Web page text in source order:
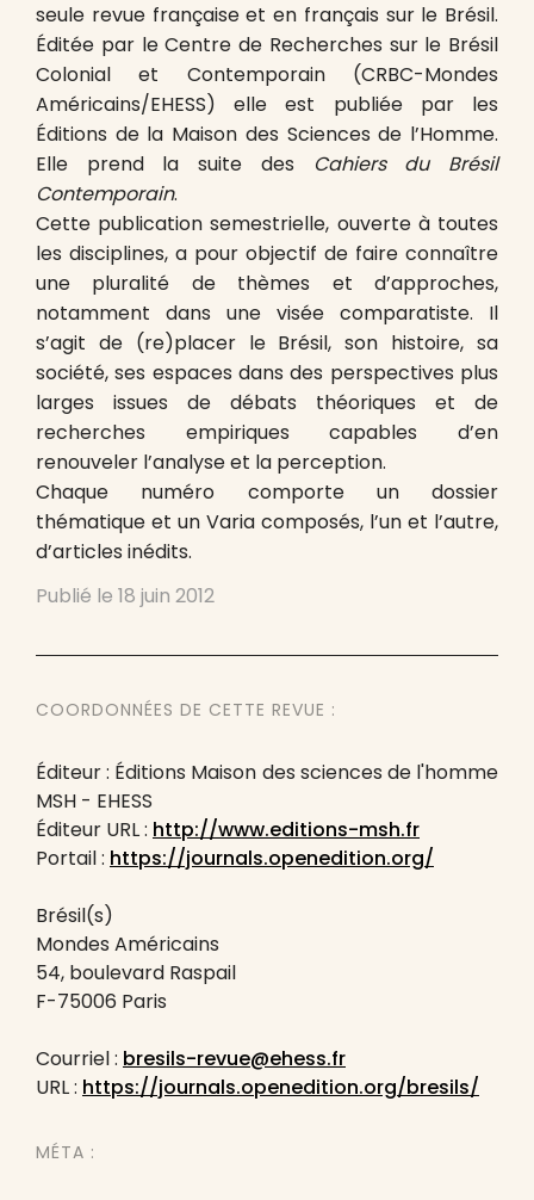
seule revue française et en français sur le Brésil.
Éditée par le Centre de Recherches sur le Brésil
Colonial et Contemporain (CRBC-Mondes
Américains/EHESS) elle est publiée par les
Éditions de la Maison des Sciences de l’Homme.
Elle prend la suite des
Cahiers du Brésil
Contemporain.
Cette publication semestrielle, ouverte à toutes
les disciplines, a pour objectif de faire connaître
une pluralité de thèmes et d’approches,
notamment dans une visée comparatiste. Il
s’agit de (re)placer le Brésil, son histoire, sa
société, ses espaces dans des perspectives plus
larges issues de débats théoriques et de
recherches empiriques capables d’en
renouveler l’analyse et la perception.
Chaque numéro comporte un dossier
thématique et un Varia composés, l’un et l’autre,
d’articles inédits.
Publié le 18 juin 2012
COORDONNÉES DE CETTE REVUE :
Éditeur : Éditions Maison des sciences de l'homme
MSH - EHESS
Éditeur URL : http://www.editions-msh.fr
Portail : https://journals.openedition.org/
Brésil(s)
Mondes Américains
54, boulevard Raspail
F-75006 Paris
Courriel : bresils-revue@ehess.fr
URL : https://journals.openedition.org/bresils/
MÉTA :